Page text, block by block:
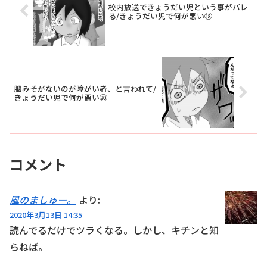
校内放送できょうだい児という事がバレ
る/きょうだい児で何が悪い⑱
脳みそがないのが障がい者、と言われて/
きょうだい児で何が悪い⑳
コメント
風のましゅー。 より:
2020年3月13日 14:35
読んでるだけでツラくなる。しかし、キチンと知
らねば。